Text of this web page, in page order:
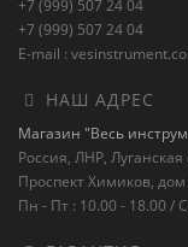
+7 (999) 507 24 04
+7 (999) 507 24 04
E-mail :
НАШ АДРЕС
Магазин "Весь
Россия, ЛНР,
Проспект Химиков,
Пн - Пт : 10.00 - 18.00 /